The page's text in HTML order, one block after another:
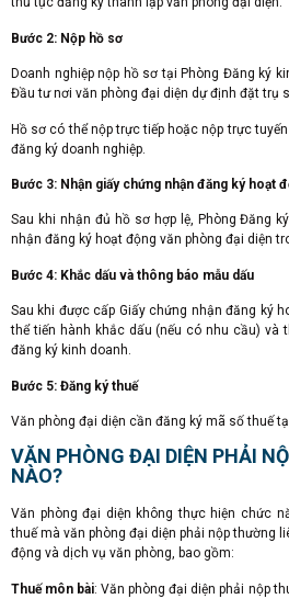
Bước 2: Nộp hồ sơ
Doanh nghiệp nộp hồ sơ tại Phòng Đăng ký
Đầu tư nơi văn phòng đại diện dự định đặt trụ
Hồ sơ có thể nộp trực tiếp hoặc nộp trực
đăng ký doanh nghiệp.
Bước 3: Nhận giấy chứng nhận đăng ký hoạt
Sau khi nhận đủ hồ sơ hợp lệ, Phòng Đăng
nhận đăng ký hoạt động văn phòng đại diện
Bước 4: Khắc dấu và thông báo mẫu dấu
Sau khi được cấp Giấy chứng nhận đăng ký
thể tiến hành khắc dấu (nếu có nhu cầu) và
đăng ký kinh doanh.
Bước 5: Đăng ký thuế
Văn phòng đại diện cần đăng ký mã số thuế
VĂN PHÒNG ĐẠI DIỆN PHẢI
NÀO?
Văn phòng đại diện không thực hiện chức
thuế mà văn phòng đại diện phải nộp thường
động và dịch vụ văn phòng, bao gồm:
Thuế môn bài: Văn phòng đại diện phải nộp